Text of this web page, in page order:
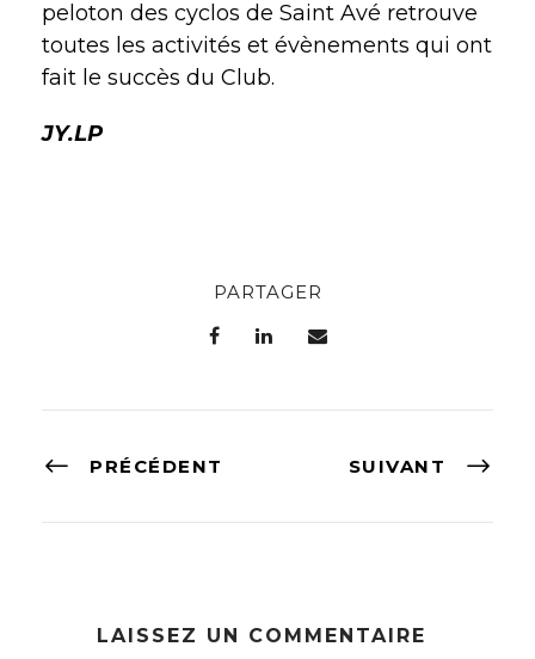
peloton des cyclos de Saint Avé retrouve
toutes les activités et évènements qui ont
fait le succès du Club.
JY.LP
PARTAGER
PRÉCÉDENT SUIVANT
LAISSEZ UN COMMENTAIRE